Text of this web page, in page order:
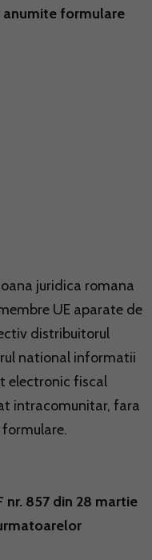
formulare
juridica romana
UE aparate de
distribuitorul
national informatii
electronic fiscal
intracomunitar, fara
nr. 857 din 28 martie